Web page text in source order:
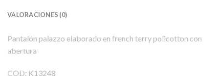
VALORACIONES (0)
Pantalón palazzo elaborado en french terry policotton con
abertura
COD: K13248